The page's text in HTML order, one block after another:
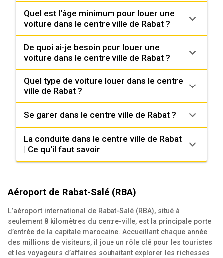
Quel est l'âge minimum pour louer une
voiture dans le centre ville de Rabat ?
De quoi ai-je besoin pour louer une
voiture dans le centre ville de Rabat ?
Quel type de voiture louer dans le centre
ville de Rabat ?
Se garer dans le centre ville de Rabat ?
La conduite dans le centre ville de Rabat
| Ce qu'il faut savoir
Aéroport de Rabat-Salé (RBA)
L’aéroport international de Rabat-Salé (RBA), situé à
seulement 8 kilomètres du centre-ville, est la principale porte
d’entrée de la capitale marocaine. Accueillant chaque année
des millions de visiteurs, il joue un rôle clé pour les touristes
et les voyageurs d’affaires souhaitant explorer les richesses